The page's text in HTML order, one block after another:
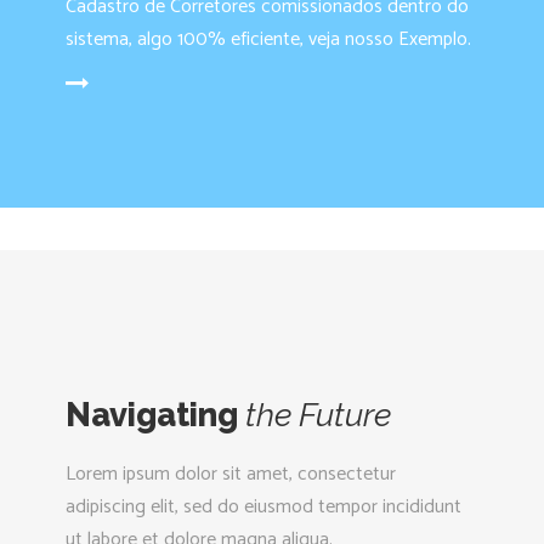
Cadastro de Corretores comissionados dentro do
sistema, algo 100% eficiente, veja nosso Exemplo.
Navigating the Future
Lorem ipsum dolor sit amet, consectetur
adipiscing elit, sed do eiusmod tempor incididunt